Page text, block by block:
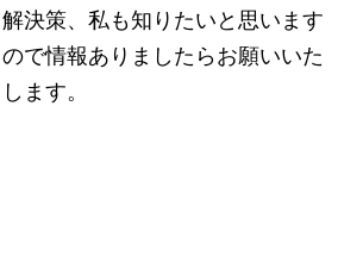
解決策、私も知りたいと思います
ので情報ありましたらお願いいた
します。